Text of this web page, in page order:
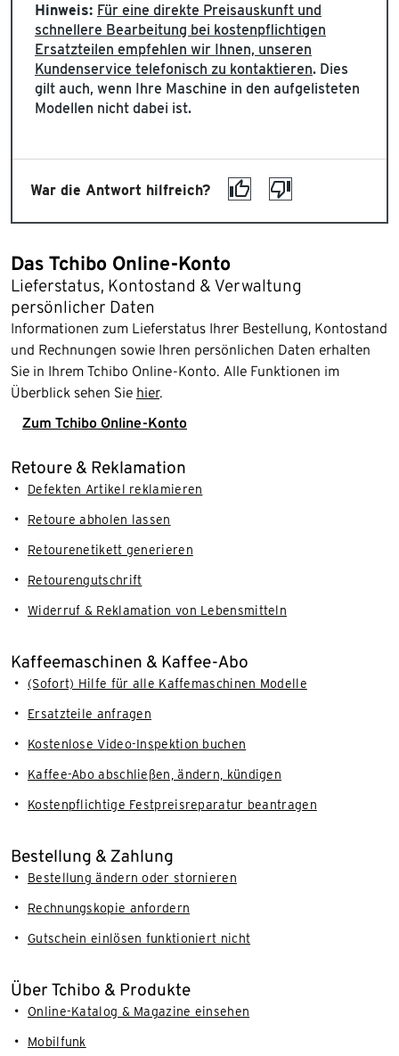
Hinweis: Für eine direkte Preisauskunft und
schnellere Bearbeitung bei kostenpflichtigen
Ersatzteilen empfehlen wir Ihnen, unseren
Kundenservice telefonisch zu kontaktieren. Dies
gilt auch, wenn Ihre Maschine in den aufgelisteten
Modellen nicht dabei ist.
War die Antwort hilfreich?
Das Tchibo Online-Konto
Lieferstatus, Kontostand & Verwaltung
persönlicher Daten
Informationen zum Lieferstatus Ihrer Bestellung, Kontostand
und Rechnungen sowie Ihren persönlichen Daten erhalten
Sie in Ihrem Tchibo Online-Konto. Alle Funktionen im
Überblick sehen Sie hier.
Zum Tchibo Online-Konto
Retoure & Reklamation
Defekten Artikel reklamieren
Retoure abholen lassen
Retourenetikett generieren
Retourengutschrift
Widerruf & Reklamation von Lebensmitteln
Kaffeemaschinen & Kaffee-Abo
(Sofort) Hilfe für alle Kaffemaschinen Modelle
Ersatzteile anfragen
Kostenlose Video-Inspektion buchen
Kaffee-Abo abschließen, ändern, kündigen
Kostenpflichtige Festpreisreparatur beantragen
Bestellung & Zahlung
Bestellung ändern oder stornieren
Rechnungskopie anfordern
Gutschein einlösen funktioniert nicht
Über Tchibo & Produkte
Online-Katalog & Magazine einsehen
Mobilfunk